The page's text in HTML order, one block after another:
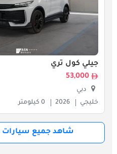
جيلي كول تري
53,000
دبي
خليجي
2026 0 كيلومتر
شاهد جميع سيارات